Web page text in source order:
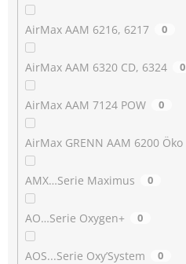
AirMax AAM 6216, 6217 0
AirMax AAM 6320 CD, 6324 0
AirMax AAM 7124 POW 0
AirMax GRENN AAM 6200 Öko
AMX…Serie Maximus 0
AO…Serie Oxygen+ 0
AOS...Serie Oxy’System 0